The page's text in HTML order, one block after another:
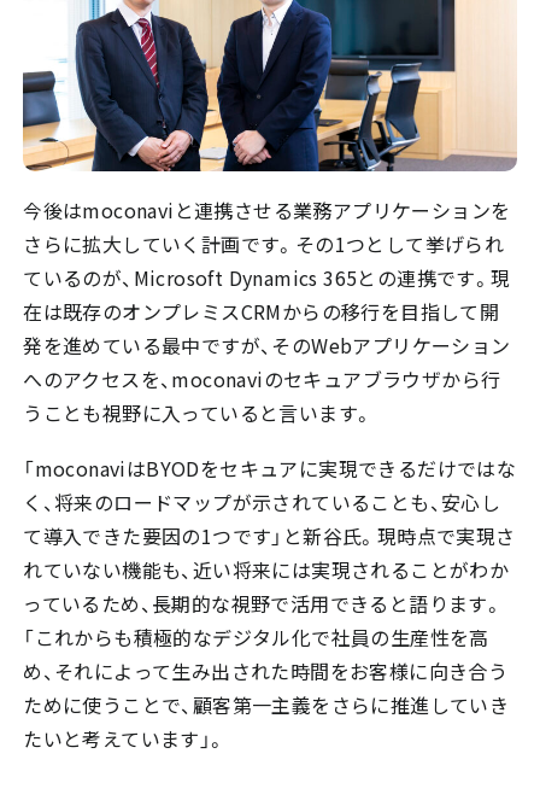
今後はmoconaviと連携させる業務アプリケーションを
さらに拡大していく計画です。その1つとして挙げられ
ているのが、Microsoft Dynamics 365との連携です。現
在は既存のオンプレミスCRMからの移行を目指して開
発を進めている最中ですが、そのWebアプリケーション
へのアクセスを、moconaviのセキュアブラウザから行
うことも視野に入っていると言います。
「moconaviはBYODをセキュアに実現できるだけではな
く、将来のロードマップが示されていることも、安心し
て導入できた要因の1つです」と新谷氏。現時点で実現さ
れていない機能も、近い将来には実現されることがわか
っているため、長期的な視野で活用できると語ります。
「これからも積極的なデジタル化で社員の生産性を高
め、それによって生み出された時間をお客様に向き合う
ために使うことで、顧客第一主義をさらに推進していき
たいと考えています」。